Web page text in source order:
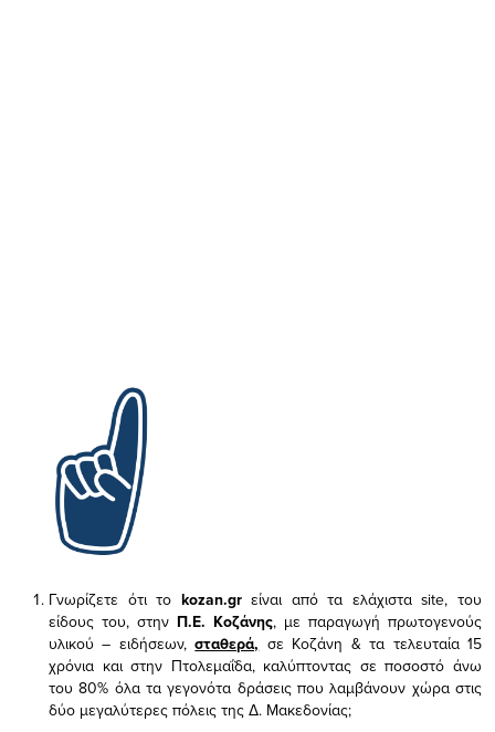
Γνωρίζετε ότι το kozan.gr είναι από τα ελάχισταsite, του
είδους του, στην Π.Ε. Κοζάνης, με παραγωγή πρωτογενούς
υλικού – ειδήσεων,σταθερά, σε Κοζάνη & τα τελευταία 15
χρόνια και στην Πτολεμαΐδα, καλύπτοντας σε ποσοστό άνω
του 80% όλα τα γεγονότα δράσεις που λαμβάνουν χώρα στις
δύο μεγαλύτερες πόλεις της Δ. Μακεδονίας;